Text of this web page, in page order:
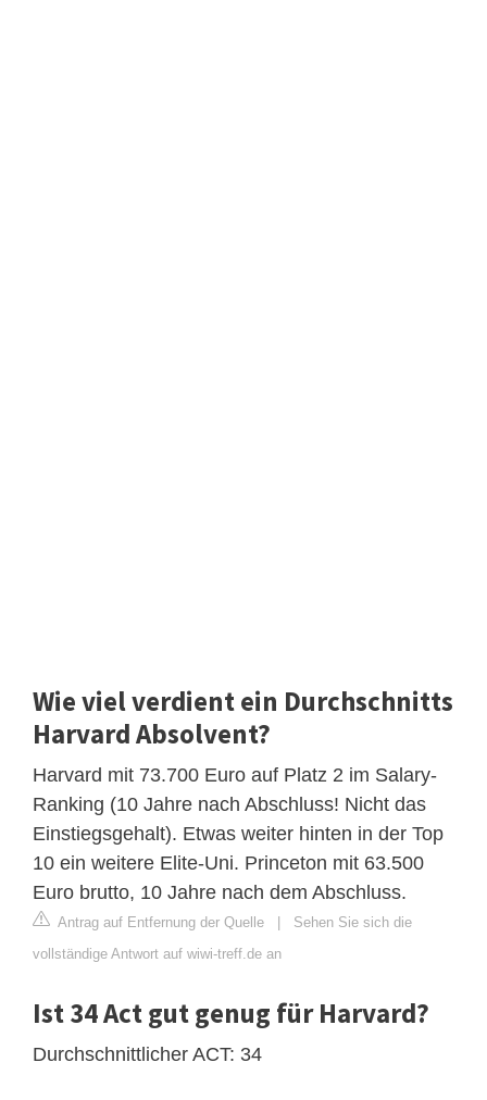
Wie viel verdient ein Durchschnitts
Harvard Absolvent?
Harvard mit 73.700 Euro auf Platz 2 im Salary-
Ranking (10 Jahre nach Abschluss! Nicht das
Einstiegsgehalt). Etwas weiter hinten in der Top
10 ein weitere Elite-Uni. Princeton mit 63.500
Euro brutto, 10 Jahre nach dem Abschluss.
Antrag auf Entfernung der Quelle | Sehen Sie sich die
vollständige Antwort auf wiwi-treff.de an
Ist 34 Act gut genug für Harvard?
Durchschnittlicher ACT: 34